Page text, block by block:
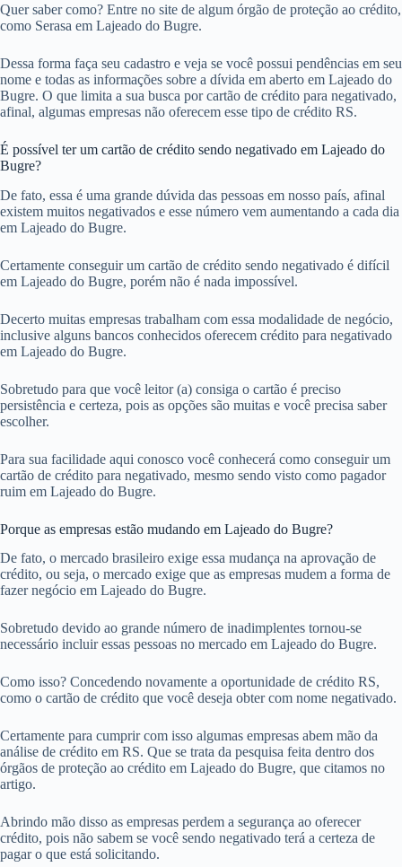
Quer saber como? Entre no site de algum órgão de proteção ao crédito,
como Serasa em Lajeado do Bugre.
Dessa forma faça seu cadastro e veja se você possui pendências em seu
nome e todas as informações sobre a dívida em aberto em Lajeado do
Bugre. O que limita a sua busca por cartão de crédito para negativado,
afinal, algumas empresas não oferecem esse tipo de crédito RS.
É possível ter um cartão de crédito sendo negativado em Lajeado do
Bugre?
De fato, essa é uma grande dúvida das pessoas em nosso país, afinal
existem muitos negativados e esse número vem aumentando a cada dia
em Lajeado do Bugre.
Certamente conseguir um cartão de crédito sendo negativado é difícil
em Lajeado do Bugre, porém não é nada impossível.
Decerto muitas empresas trabalham com essa modalidade de negócio,
inclusive alguns bancos conhecidos oferecem crédito para negativado
em Lajeado do Bugre.
Sobretudo para que você leitor (a) consiga o cartão é preciso
persistência e certeza, pois as opções são muitas e você precisa saber
escolher.
Para sua facilidade aqui conosco você conhecerá como conseguir um
cartão de crédito para negativado, mesmo sendo visto como pagador
ruim em Lajeado do Bugre.
Porque as empresas estão mudando em Lajeado do Bugre?
De fato, o mercado brasileiro exige essa mudança na aprovação de
crédito, ou seja, o mercado exige que as empresas mudem a forma de
fazer negócio em Lajeado do Bugre.
Sobretudo devido ao grande número de inadimplentes tornou-se
necessário incluir essas pessoas no mercado em Lajeado do Bugre.
Como isso? Concedendo novamente a oportunidade de crédito RS,
como o cartão de crédito que você deseja obter com nome negativado.
Certamente para cumprir com isso algumas empresas abem mão da
análise de crédito em RS. Que se trata da pesquisa feita dentro dos
órgãos de proteção ao crédito em Lajeado do Bugre, que citamos no
artigo.
Abrindo mão disso as empresas perdem a segurança ao oferecer
crédito, pois não sabem se você sendo negativado terá a certeza de
pagar o que está solicitando.